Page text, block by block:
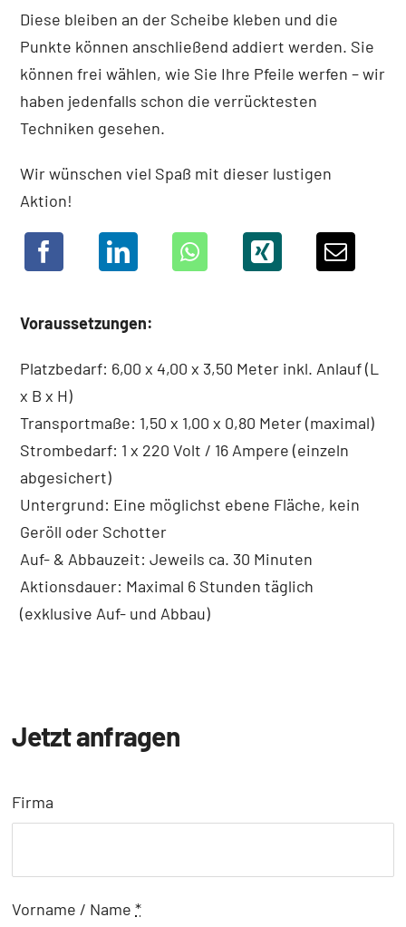
Diese bleiben an der Scheibe kleben und die
Punkte können anschließend addiert werden. Sie
können frei wählen, wie Sie Ihre Pfeile werfen – wir
haben jedenfalls schon die verrücktesten
Techniken gesehen.
Wir wünschen viel Spaß mit dieser lustigen
Aktion!
Voraussetzungen:
Platzbedarf: 6,00 x 4,00 x 3,50 Meter inkl. Anlauf (L
x B x H)
Transportmaße: 1,50 x 1,00 x 0,80 Meter (maximal)
Strombedarf: 1 x 220 Volt / 16 Ampere (einzeln
abgesichert)
Untergrund: Eine möglichst ebene Fläche, kein
Geröll oder Schotter
Auf- & Abbauzeit: Jeweils ca. 30 Minuten
Aktionsdauer: Maximal 6 Stunden täglich
(exklusive Auf- und Abbau)
Jetzt anfragen
Firma
Vorname / Name*